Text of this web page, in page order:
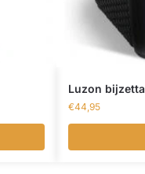
Luzon
€44,95